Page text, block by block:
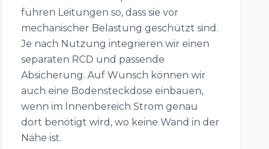
führen Leitungen so, dass sie vor
mechanischer Belastung geschützt sind.
Je nach Nutzung integrieren wir einen
separaten RCD und passende
Absicherung. Auf Wunsch können wir
auch eine Bodensteckdose einbauen,
wenn im Innenbereich Strom genau
dort benötigt wird, wo keine Wand in der
Nähe ist.